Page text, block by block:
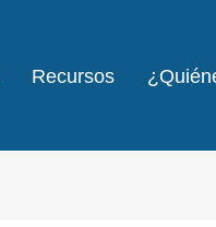
Recursos